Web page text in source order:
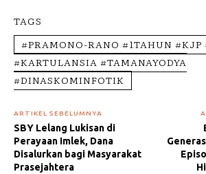
TAGS
#PRAMONO-RANO #1TAHUN #KJP
#KARTULANSIA #TAMANAYODYA
#DINASKOMINFOTIK
ARTIKEL SEBELUMNYA
SBY Lelang Lukisan di
Perayaan Imlek, Dana
Disalurkan bagi Masyarakat
Prasejahtera